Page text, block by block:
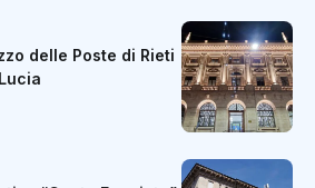
delle Poste di Rieti